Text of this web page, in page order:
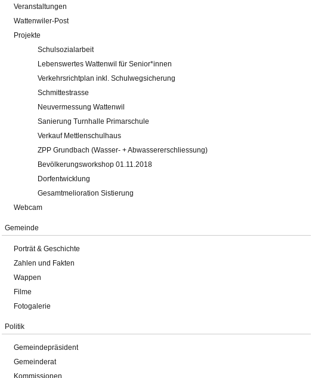
Veranstaltungen
Wattenwiler-Post
Projekte
Schulsozialarbeit
Lebenswertes Wattenwil für Senior*innen
Verkehrsrichtplan inkl. Schulwegsicherung
Schmittestrasse
Neuvermessung Wattenwil
Sanierung Turnhalle Primarschule
Verkauf Mettlenschulhaus
ZPP Grundbach (Wasser- + Abwassererschliessung)
Bevölkerungsworkshop 01.11.2018
Dorfentwicklung
Gesamtmelioration Sistierung
Webcam
Gemeinde
Porträt & Geschichte
Zahlen und Fakten
Wappen
Filme
Fotogalerie
Politik
Gemeindepräsident
Gemeinderat
Kommissionen